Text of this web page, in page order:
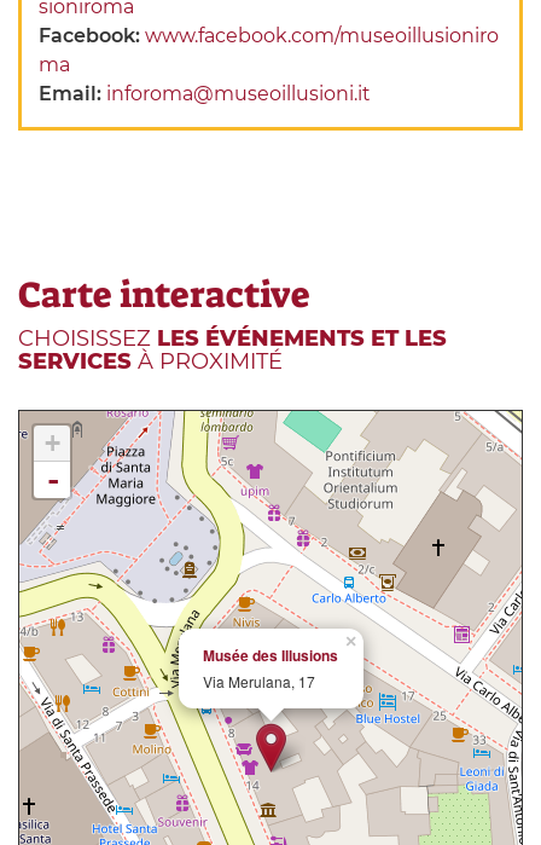
sioniroma
Facebook:www.facebook.com/museoillusioniro
ma
Email: inforoma@museoillusioni.it
Carte interactive
CHOISISSEZ LES ÉVÉNEMENTS ET LES
SERVICES À PROXIMITÉ
×
Musée des Illusions
Via Merulana, 17
+
-